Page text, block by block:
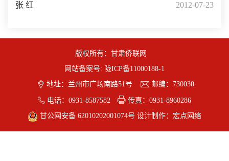
2012-07-23
张 红
版权所有：甘肃侨联网
网站备案号: 陇ICP备11000188-1
 地址：兰州市广场南路51号  邮编：730030
 电话：0931-8587582 传真：0931-8960286
甘公网安备 62010202001074号 设计制作： 宏点网络